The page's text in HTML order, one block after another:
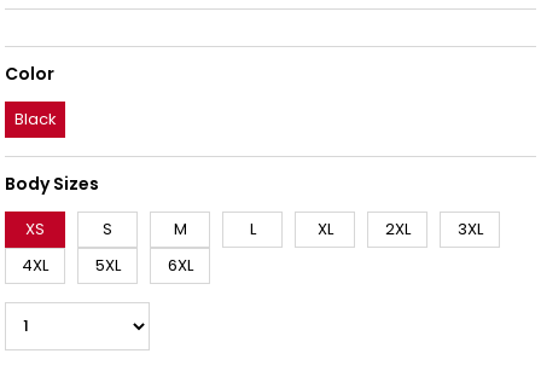
Color
Black
Body Sizes
XS S M L XL 2XL
3XL
4XL
5XL 6XL